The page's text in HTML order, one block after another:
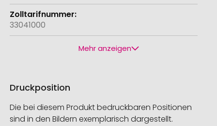
33041000
Mehr anzeigen
Druckposition
Die bei diesem Produkt bedruckbaren Positionen
sind in den Bildern exemplarisch dargestellt.